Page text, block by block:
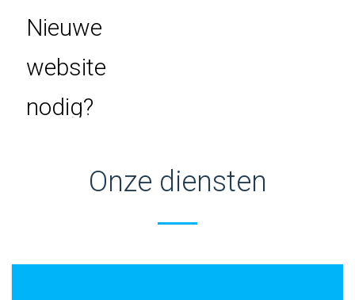
Nieuwe
website
nodig?
ons voor
offerte!
Onze diensten